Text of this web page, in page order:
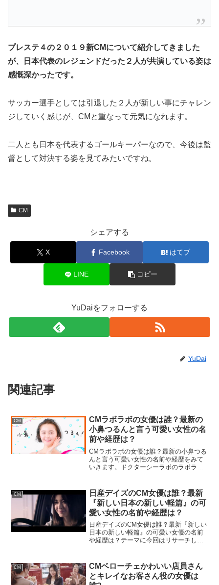
プレステ４の２０１９新CMについて紹介してきました
が、日本代表のレジェンドだった２人が共演している姿は
感慨深かったです。
サッカー選手としては引退した２人が新しい事にチャレン
ジしていく感じが、CMと重なって元気になれます。
二人とも日本を代表するゴールキーパーなので、今後は監
督として対決する姿を見てみたいですね。
CM
シェアする
X Facebook はてブ
LINE コピー
YuDaiをフォローする
YuDai
関連記事
CM
CMラボラボの女優は誰？最新の
小鼻つるんと言う可愛い女性の名
前や経歴は？
CMラボラボの女優は誰？最新の小鼻つる
んと言う可愛い女性の名前や経歴をみて
いきます。ドクターシーラボのラボラボ
今や小鼻の毛穴は男性も気になるデリケ
ートな部分なので、女...
CM
日産デイズのCM女優は誰？最新
『新しい日本の新しい軽篇』の可
愛い女性の名前や経歴は？
日産デイズのCM女優は誰？最新『新しい
日本の新しい軽篇』の可愛い女優の名前
や経歴は？テーマに今回はリサーチして
ね。新型のデイズはフロント周りがシャ
ープになって以前よりスタ...
CM
CMベローチェかわいい店員さん
とキレイなお客さん役の女優は